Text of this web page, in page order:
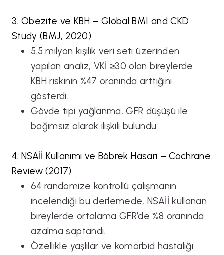
3. Obezite ve KBH – Global BMI and CKD
Study (BMJ, 2020)
5.5 milyon kişilik veri seti üzerinden
yapılan analiz, VKİ ≥30 olan bireylerde
KBH riskinin %47 oranında arttığını
gösterdi.
Gövde tipi yağlanma, GFR düşüşü ile
bağımsız olarak ilişkili bulundu.
4. NSAİİ Kullanımı ve Böbrek Hasarı – Cochrane
Review (2017)
64 randomize kontrollü çalışmanın
incelendiği bu derlemede, NSAİİ kullanan
bireylerde ortalama GFR’de %8 oranında
azalma saptandı.
Özellikle yaşlılar ve komorbid hastalığı